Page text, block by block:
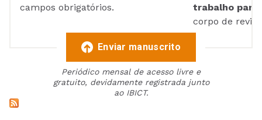
campos obrigatórios.
trabalho para
corpo de
Enviar manuscrito
Periódico mensal de acesso livre e
gratuito, devidamente registrada junto
ao IBICT.